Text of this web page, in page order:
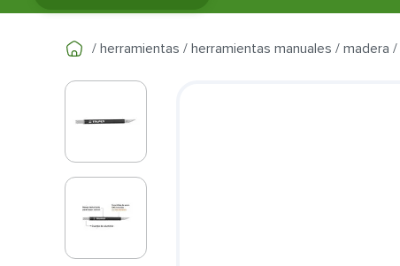
herramientas herramientas manuales madera
6.
.
9.